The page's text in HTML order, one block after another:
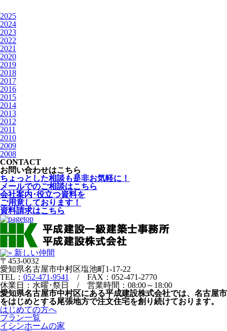
2025
2024
2023
2022
2021
2020
2019
2018
2017
2016
2015
2014
2013
2012
2011
2010
2009
2008
CONTACT
お問い合わせはこちら
ちょっとした相談も是非お気軽に！
メールでのご相談はこちら
会社案内･役立つ資料を
ご用意しております！
資料請求はこちら
〒453-0032
愛知県名古屋市中村区塩池町1-17-22
TEL： 052-471-9541
/ FAX：052-471-2770
休業日：水曜･祭日 / 営業時間：08:00～18:00
愛知県名古屋市中村区にある平成建設株式会社では、名古屋市
をはじめとする尾張地方で注文住宅を創り続けております。
はじめての方へ
プラン一覧
イシンホームの家